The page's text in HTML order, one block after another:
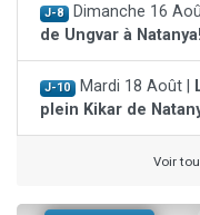
J-8 Dimanche 16
de Ungvar à Natanya!
J-10 Mardi 18 Août |
plein Kikar de
Voir